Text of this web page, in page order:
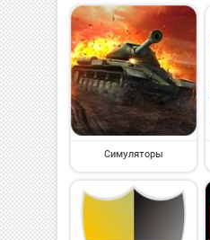
Симуляторы